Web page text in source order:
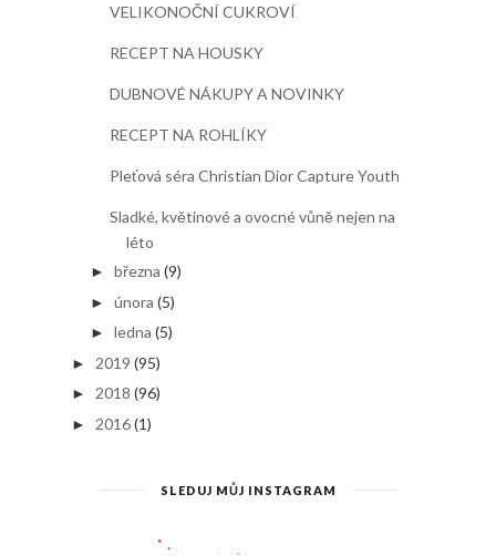
VELIKONOČNÍ CUKROVÍ
RECEPT NA HOUSKY
DUBNOVÉ NÁKUPY A NOVINKY
RECEPT NA ROHLÍKY
Pleťová séra Christian Dior Capture Youth
Sladké, květinové a ovocné vůně nejen na
léto
► března (9)
► února (5)
► ledna (5)
► 2019 (95)
► 2018 (96)
► 2016(1)
SLEDUJ MŮJ INSTAGRAM